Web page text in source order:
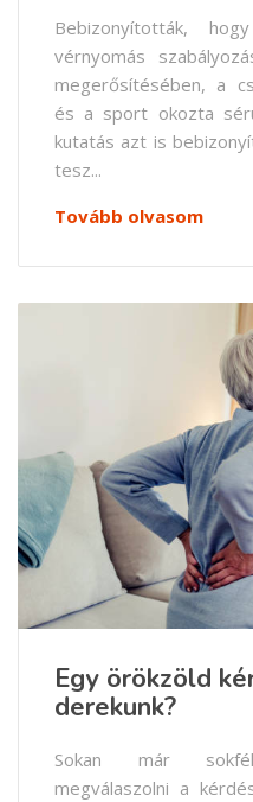
Bebizonyították,
vérnyomás
megerősítésében, a
és a sport okozta
kutatás azt is
tesz...
Tovább olvasom
Egy örökzöld
derekunk?
Sokan már
megválaszolni a